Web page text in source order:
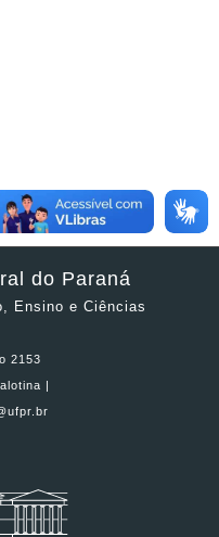
do Paraná
Ensino e Ciências
2153
|